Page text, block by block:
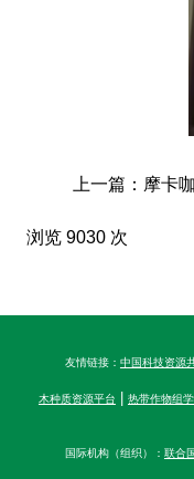
上一篇：摩卡
浏览 9030 次
友情链接： 中国科技资源
木种质资源平台 热带作物组
国际机构（组织）： 联合